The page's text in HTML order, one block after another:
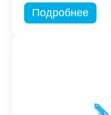
Подробнее